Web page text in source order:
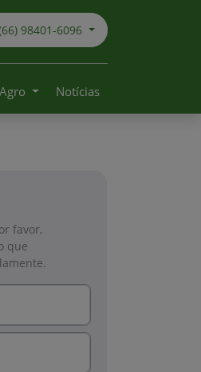
98401-6096
Notícias
favor,
que